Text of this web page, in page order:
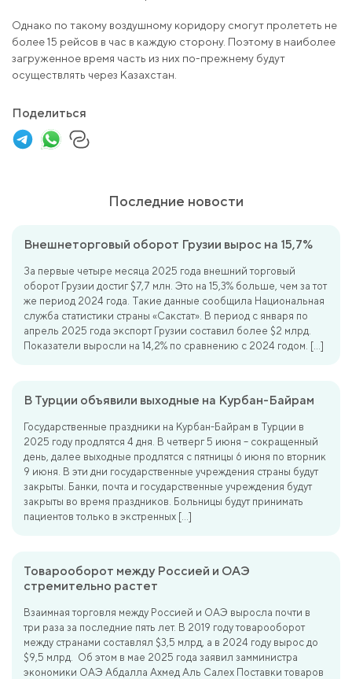
Однако по такому воздушному коридору смогут пролететь не
более 15 рейсов в час в каждую сторону. Поэтому в наиболее
загруженное время часть из них по-прежнему будут
осуществлять через Казахстан.
Поделиться
Последние новости
Внешнеторговый оборот Грузии вырос на 15,7%
За первые четыре месяца 2025 года внешний торговый
оборот Грузии достиг $7,7 млн. Это на 15,3% больше, чем за тот
же период 2024 года. Такие данные сообщила Национальная
служба статистики страны «Сакстат». В период с января по
апрель 2025 года экспорт Грузии составил более $2 млрд.
Показатели выросли на 14,2% по сравнению с 2024 годом. […]
В Турции объявили выходные на Курбан-Байрам
Государственные праздники на Курбан-Байрам в Турции в
2025 году продлятся 4 дня. В четверг 5 июня – сокращенный
день, далее выходные продлятся с пятницы 6 июня по вторник
9 июня. В эти дни государственные учреждения страны будут
закрыты. Банки, почта и государственные учреждения будут
закрыты во время праздников. Больницы будут принимать
пациентов только в экстренных […]
Товарооборот между Россией и ОАЭ
стремительно растет
Взаимная торговля между Россией и ОАЭ выросла почти в
три раза за последние пять лет. В 2019 году товарооборот
между странами составлял $3,5 млрд, а в 2024 году вырос до
$9,5 млрд. Об этом в мае 2025 года заявил замминистра
экономики ОАЭ Абдалла Ахмед Аль Салех Поставки товаров